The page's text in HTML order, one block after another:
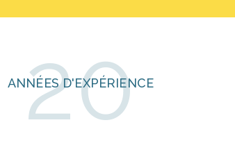
20
ANNÉES D'EXPÉRIENCE